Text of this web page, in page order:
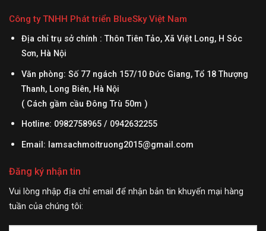
Công ty TNHH Phát triển BlueSky Việt Nam
Địa chỉ trụ sở chính : Thôn Tiên Tảo, Xã Việt Long, H Sóc
Sơn, Hà Nội
Văn phòng: Số 77 ngách 157/10 Đức Giang, Tổ 18 Thượng
Thanh, Long Biên, Hà Nội
( Cách gầm cầu Đông Trù 50m )
Hotline: 0982758965 / 0942632255
Email: lamsachmoitruong2015@gmail.com
Đăng ký nhận tin
Vui lòng nhập địa chỉ email để nhận bản tin khuyến mại hàng
tuần của chúng tôi: